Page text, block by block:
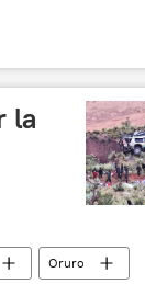
la
Oruro